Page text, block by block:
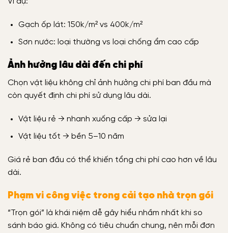
Gạch ốp lát: 150k/m² vs 400k/m²
Sơn nước: loại thường vs loại chống ẩm cao cấp
Ảnh hưởng lâu dài đến chi phí
Chọn vật liệu không chỉ ảnh hưởng chi phí ban đầu mà
còn quyết định chi phí sử dụng lâu dài.
Vật liệu rẻ → nhanh xuống cấp → sửa lại
Vật liệu tốt → bền 5–10 năm
Giá rẻ ban đầu có thể khiến tổng chi phí cao hơn về lâu
dài.
Phạm vi công việc trong cải tạo nhà trọn gói
“Trọn gói” là khái niệm dễ gây hiểu nhầm nhất khi so
sánh báo giá. Không có tiêu chuẩn chung, nên mỗi đơn